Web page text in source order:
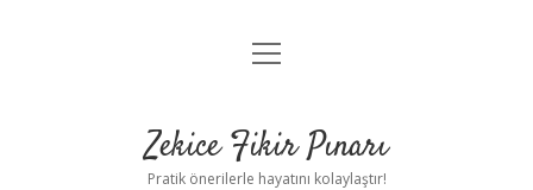
Anasayfa
Yasal Uyarı
menüyü
Zekice Fikir Pınarı
Pratik önerilerle hayatını kolaylaştır!